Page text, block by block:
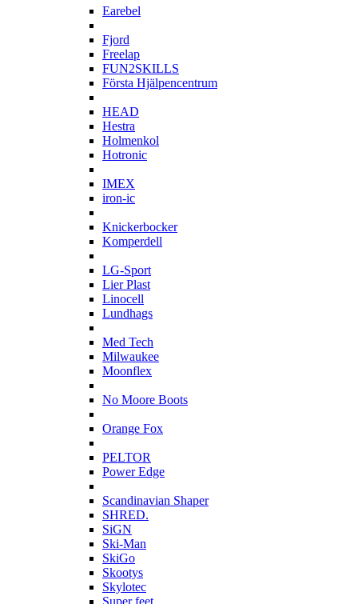
Earebel
Fjord
Freelap
FUN2SKILLS
Första Hjälpencentrum
HEAD
Hestra
Holmenkol
Hotronic
IMEX
iron-ic
Knickerbocker
Komperdell
LG-Sport
Lier Plast
Linocell
Lundhags
Med Tech
Milwaukee
Moonflex
No Moore Boots
Orange Fox
PELTOR
Power Edge
Scandinavian Shaper
SHRED.
SiGN
Ski-Man
SkiGo
Skootys
Skylotec
Super feet